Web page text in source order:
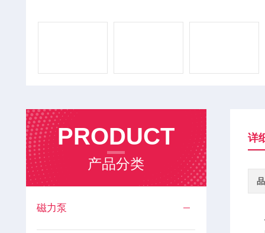
PRODUCT
产品分类
磁力泵
详